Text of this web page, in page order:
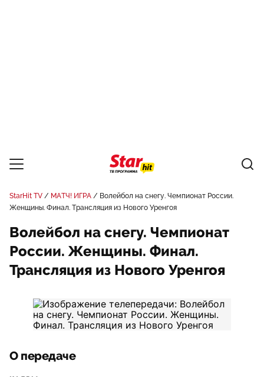
StarHit TV МАТЧ! ИГРА
Волейбол на снегу. Чемпионат России.
Женщины. Финал. Трансляция из Нового Уренгоя
Волейбол на снегу. Чемпионат
России. Женщины. Финал.
Трансляция из Нового Уренгоя
О передаче